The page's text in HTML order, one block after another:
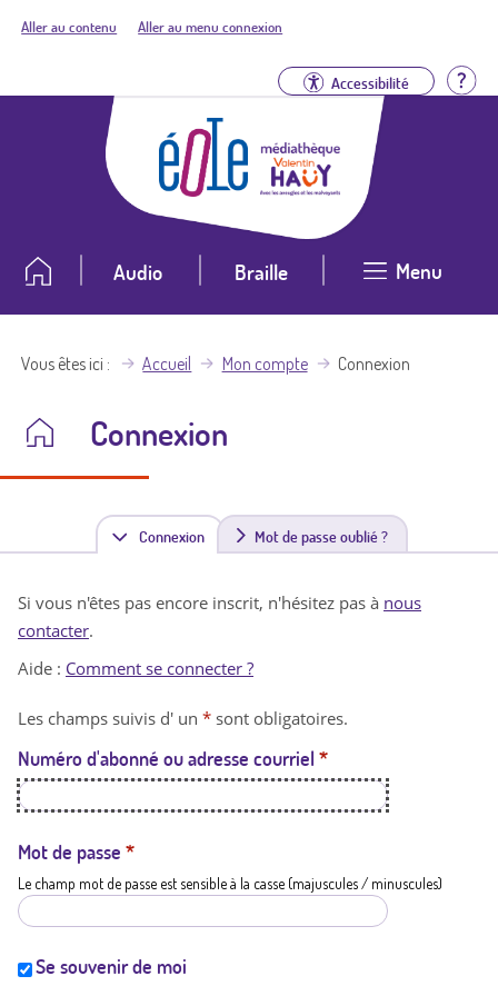
Aller au contenu Aller au menu connexion
Accessibilité
Audio Braille Menu
Vous êtes ici Accueil Mon compte Connexion
Connexion
Connexion(
n
t
a
t
i
Mot de passe oublié ?
Si vous n'êtes pas encore inscrit, n'hésitez pas à nous
contacter.
Aide : Comment se connecter ?
Les champs suivis d' un * sont obligatoires.
Numéro d'abonné ou adresse courriel *
Mot de passe *
Le champ mot de passe est sensible à la casse (majuscules / minuscules)
Se souvenir de moi